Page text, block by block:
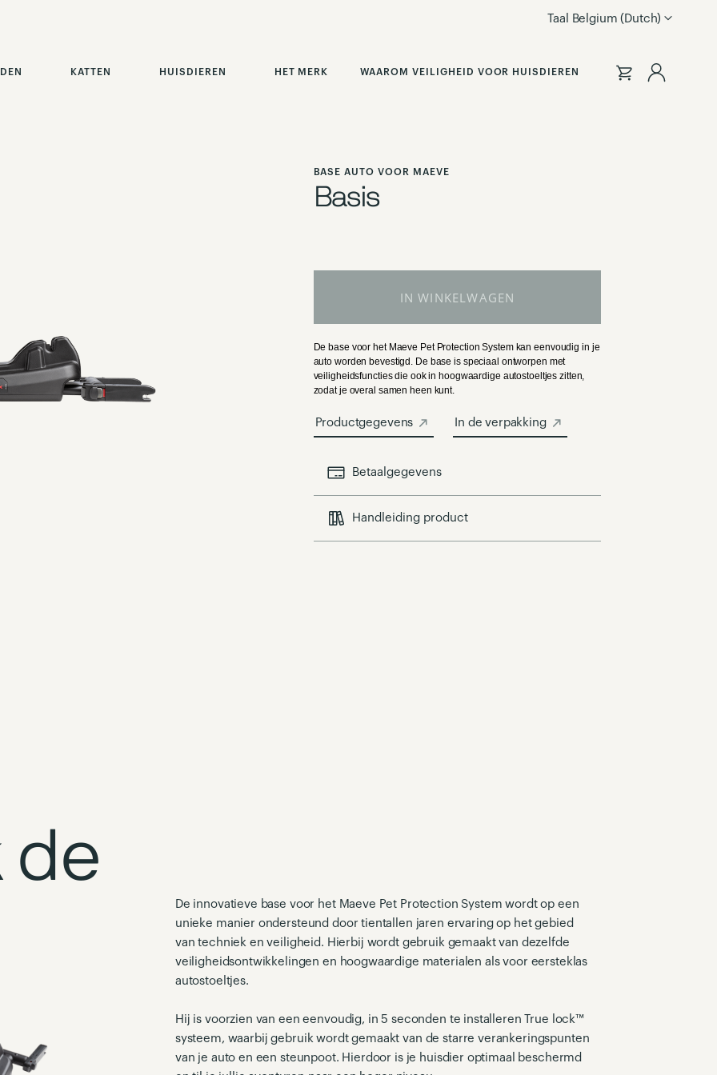
Taal Belgium (Dutch)
KATTEN HUISDIEREN HET MERK WAAROM VEILIGHEID VOOR HUISDIEREN
BASE AUTO VOOR MAEVE
Basis
IN WINKELWAGEN
De base voor het Maeve Pet Protection System kan eenvoudig in je
auto worden bevestigd. De base is speciaal ontworpen met
veiligheidsfuncties die ook in hoogwaardige autostoeltjes zitten,
zodat je overal samen heen kunt.
Productgegevens In de verpakking
Betaalgegevens
Handleiding product
de
De innovatieve base voor het Maeve Pet Protection System wordt op een
unieke manier ondersteund door tientallen jaren ervaring op het gebied
van techniek en veiligheid. Hierbij wordt gebruik gemaakt van dezelfde
veiligheidsontwikkelingen en hoogwaardige materialen als voor eersteklas
autostoeltjes.
Hij is voorzien van een eenvoudig, in 5 seconden te installeren True lock™
systeem, waarbij gebruik wordt gemaakt van de starre verankeringspunten
van je auto en een steunpoot. Hierdoor is je huisdier optimaal beschermd